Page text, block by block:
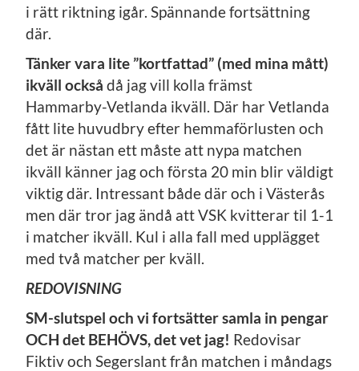
i rätt riktning igår. Spännande fortsättning
där.
Tänker vara lite ”kortfattad” (med mina mått)
ikväll också då jag vill kolla främst
Hammarby-Vetlanda ikväll. Där har Vetlanda
fått lite huvudbry efter hemmaförlusten och
det är nästan ett måste att nypa matchen
ikväll känner jag och första 20 min blir väldigt
viktig där. Intressant både där och i Västerås
men där tror jag ändå att VSK kvitterar til 1-1
i matcher ikväll. Kul i alla fall med upplägget
med två matcher per kväll.
REDOVISNING
SM-slutspel och vi fortsätter samla in pengar
OCH det BEHÖVS, det vet jag! Redovisar
Fiktiv och Segerslant från matchen i måndags